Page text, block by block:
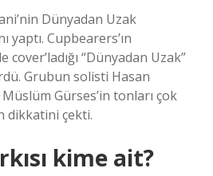
Dünyadan Uzak
yaptı. Cupbearers’ın
“Dünyadan Uzak”
Grubun solisti Hasan
Gürses’in tonları çok
dikkatini çekti.
kime ait?